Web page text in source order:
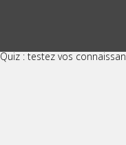
Quiz : testez vos